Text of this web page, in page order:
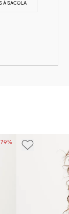
À SACOLA